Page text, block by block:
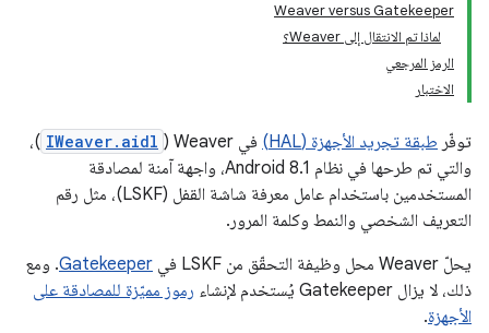
Weaver versus Gatekeeper
لماذا تم الانتقال إلى Weaver؟
الرمز المرجعي
الاختبار
توفّر طبقة تجريد الأجهزة (HAL) في Weaver‏ ( IWeaver.aidl )،
والتي تم طرحها في نظام Android 8.1، واجهة آمنة لمصادقة
المستخدمين باستخدام عامل معرفة شاشة القفل (LSKF)، مثل رقم
التعريف الشخصي والنمط وكلمة المرور.
يحلّ Weaver محل وظيفة التحقّق من LSKF في
Gatekeeper. ومع
ذلك، لا يزال Gatekeeper يُستخدم لإنشاء
رموز مميّزة للمصادقة على
الأجهزة.